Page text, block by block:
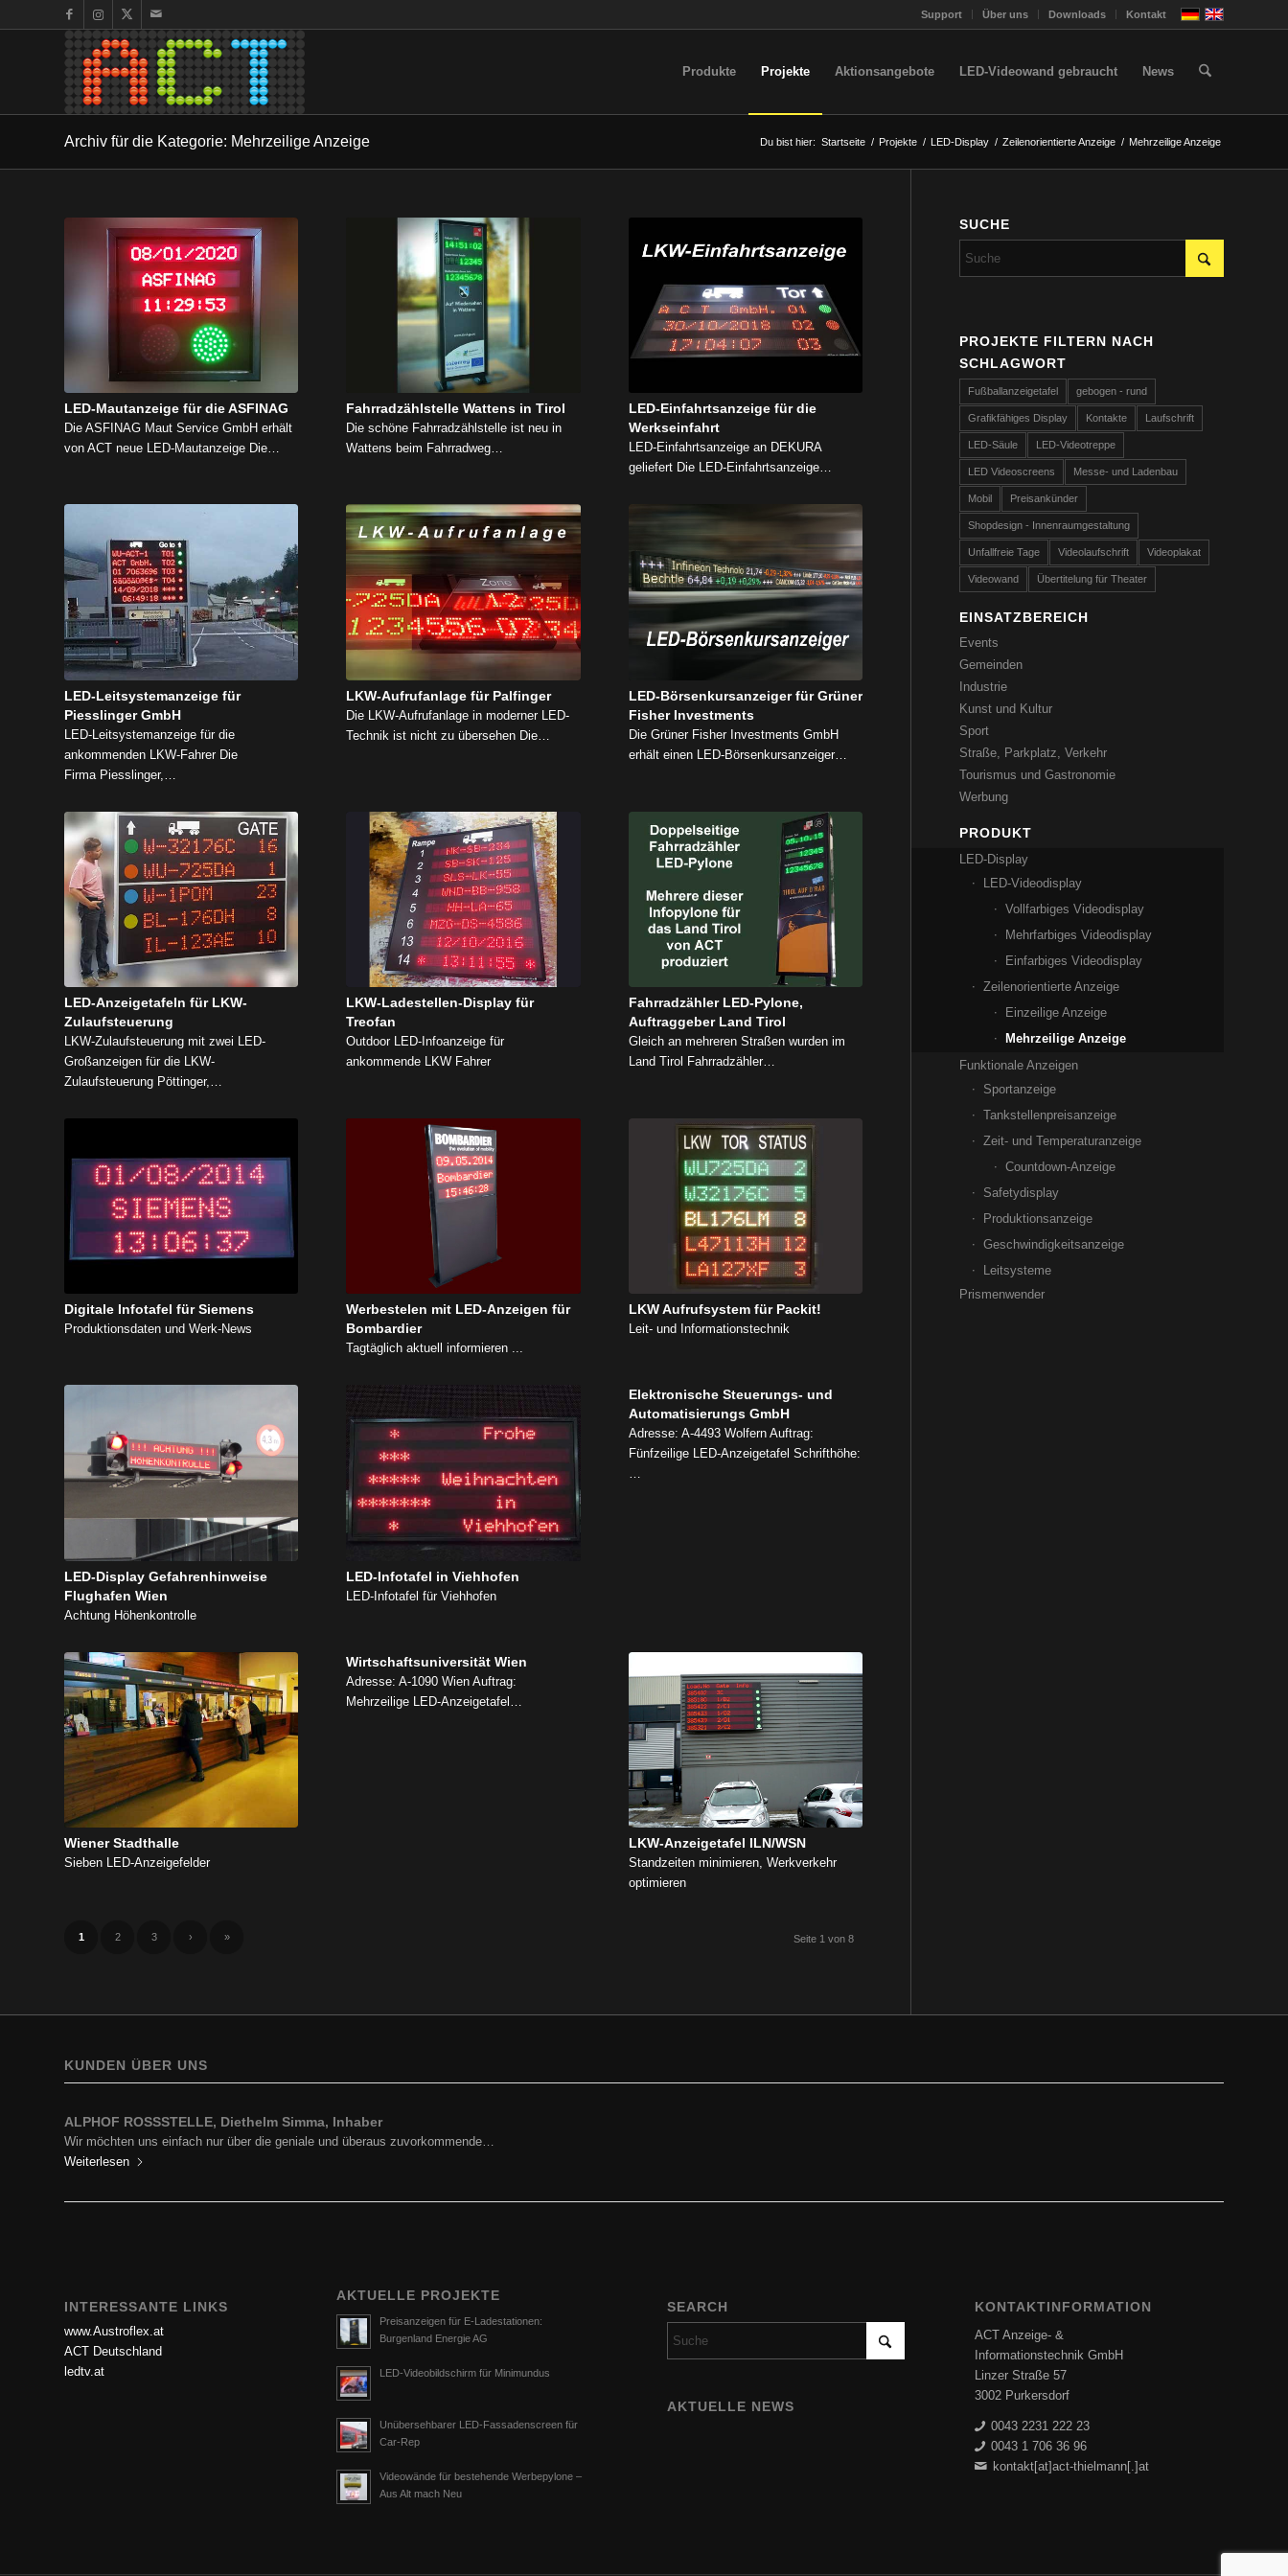
Support Über uns Downloads Kontakt
Produkte Projekte Aktionsangebote LED-Videowand gebraucht News
Archiv für die Kategorie: Mehrzeilige Anzeige Du bist hier: Startseite / Projekte / LED-Display / Zeilenorientierte Anzeige / Mehrzeilige Anzeige
LED-Mautanzeige für die ASFINAG
Die ASFINAG Maut Service GmbH erhält
von ACT neue LED-Mautanzeige Die…
Fahrradzählstelle Wattens in Tirol
Die schöne Fahrradzählstelle ist neu in
Wattens beim Fahrradweg…
LED-Einfahrtsanzeige für die
Werkseinfahrt
LED-Einfahrtsanzeige an DEKURA
geliefert Die LED-Einfahrtsanzeige…
LED-Leitsystemanzeige für
Piesslinger GmbH
LED-Leitsystemanzeige für die
ankommenden LKW-Fahrer Die
Firma Piesslinger,…
LKW-Aufrufanlage für Palfinger
Die LKW-Aufrufanlage in moderner LED-
Technik ist nicht zu übersehen Die…
LED-Börsenkursanzeiger für Grüner
Fisher Investments
Die Grüner Fisher Investments GmbH
erhält einen LED-Börsenkursanzeiger…
LED-Anzeigetafeln für LKW-
Zulaufsteuerung
LKW-Zulaufsteuerung mit zwei LED-
Großanzeigen für die LKW-
Zulaufsteuerung Pöttinger,…
LKW-Ladestellen-Display für
Treofan
Outdoor LED-Infoanzeige für
ankommende LKW Fahrer
Fahrradzähler LED-Pylone,
Auftraggeber Land Tirol
Gleich an mehreren Straßen wurden im
Land Tirol Fahrradzähler…
Digitale Infotafel für Siemens
Produktionsdaten und Werk-News
Werbestelen mit LED-Anzeigen für
Bombardier
Tagtäglich aktuell informieren ...
LKW Aufrufsystem für Packit!
Leit- und Informationstechnik
LED-Display Gefahrenhinweise
Flughafen Wien
Achtung Höhenkontrolle
LED-Infotafel in Viehhofen
LED-Infotafel für Viehhofen
Elektronische Steuerungs- und
Automatisierungs GmbH
Adresse: A-4493 Wolfern Auftrag:
Fünfzeilige LED-Anzeigetafel Schrifthöhe:
…
Wiener Stadthalle
Sieben LED-Anzeigefelder
Wirtschaftsuniversität Wien
Adresse: A-1090 Wien Auftrag:
Mehrzeilige LED-Anzeigetafel…
LKW-Anzeigetafel ILN/WSN
Standzeiten minimieren, Werkverkehr
optimieren
Seite 1 von 8
1 2 3 › »
SUCHE
PROJEKTE FILTERN NACH
SCHLAGWORT
Fußballanzeigetafel gebogen - rund
Grafikfähiges Display Kontakte Laufschrift
LED-Säule LED-Videotreppe
LED Videoscreens Messe- und Ladenbau
Mobil Preisankünder
Shopdesign - Innenraumgestaltung
Unfallfreie Tage Videolaufschrift Videoplakat
Videowand Übertitelung für Theater
EINSATZBEREICH
Events
Gemeinden
Industrie
Kunst und Kultur
Sport
Straße, Parkplatz, Verkehr
Tourismus und Gastronomie
Werbung
PRODUKT
LED-Display
LED-Videodisplay
Vollfarbiges Videodisplay
Mehrfarbiges Videodisplay
Einfarbiges Videodisplay
Zeilenorientierte Anzeige
Einzeilige Anzeige
Mehrzeilige Anzeige
Funktionale Anzeigen
Sportanzeige
Tankstellenpreisanzeige
Zeit- und Temperaturanzeige
Countdown-Anzeige
Safetydisplay
Produktionsanzeige
Geschwindigkeitsanzeige
Leitsysteme
Prismenwender
KUNDEN ÜBER UNS
ALPHOF ROSSSTELLE, Diethelm Simma, Inhaber
Wir möchten uns einfach nur über die geniale und überaus zuvorkommende…
Weiterlesen
BP Europe SE, Zweigniederlassung BP Austria, Ing. Hartfried Cincera, GF, Prokurist
Ich darf mich in Erinnerung rufen und zu aller erst für die…
Weiterlesen
INTERESSANTE LINKS
www.Austroflex.at
ACT Deutschland
ledtv.at
AKTUELLE PROJEKTE
Preisanzeigen für E-Ladestationen:
Burgenland Energie AG
LED-Videobildschirm für Minimundus
Unübersehbarer LED-Fassadenscreen für
Car-Rep
Videowände für bestehende Werbepylone –
Aus Alt mach Neu
SEARCH
AKTUELLE NEWS
KONTAKTINFORMATION
ACT Anzeige- &
Informationstechnik GmbH
Linzer Straße 57
3002 Purkersdorf
0043 2231 222 23
0043 1 706 36 96
kontakt[at]act-thielmann[.]at